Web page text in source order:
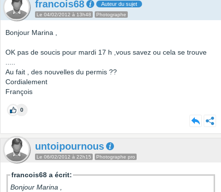
francois68 Auteur du sujet
Le 04/02/2012 à 13h48 Photographe
Bonjour Marina ,
OK pas de soucis pour mardi 17 h ,vous savez ou cela se trouve
.....
Au fait , des nouvelles du permis ??
Cordialement
François
0
untoipournous
Le 06/02/2012 à 22h15 Photographe pro
francois68 a écrit:
Bonjour Marina ,